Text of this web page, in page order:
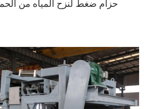
حزام ضغط لنزح المياه من